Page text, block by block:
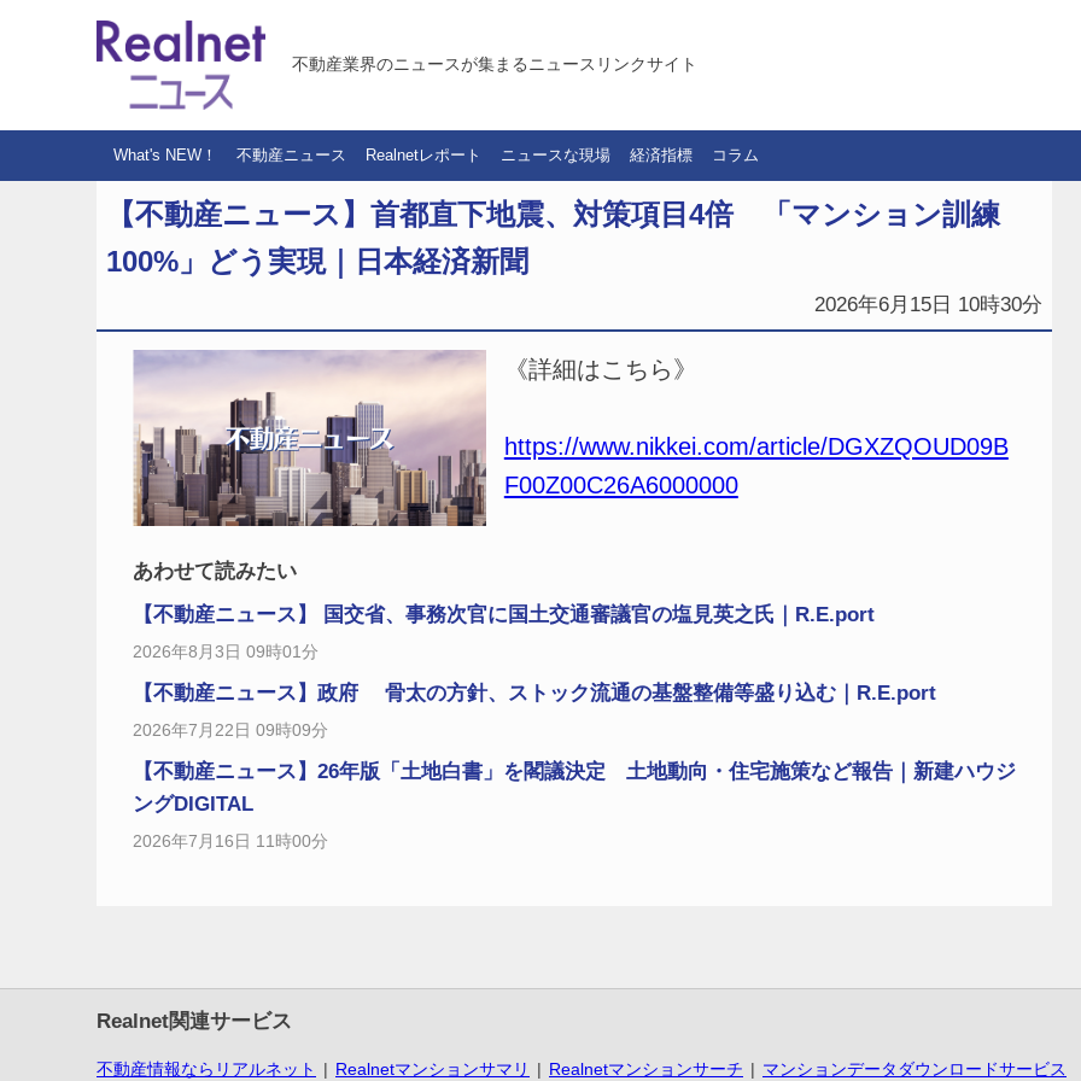
不動産業界のニュースが集まるニュースリンクサイト
What's NEW！ 不動産ニュース Realnetレポート ニュースな現場 経済指標 コラム
【不動産ニュース】首都直下地震、対策項目4倍 「マンション訓練
100%」どう実現｜日本経済新聞
2026年6月15日 10時30分
《詳細はこちら》
https://www.nikkei.com/article/DGXZQOUD09B
F00Z00C26A6000000
あわせて読みたい
【不動産ニュース】 国交省、事務次官に国土交通審議官の塩見英之氏｜R.E.port
2026年8月3日 09時01分
【不動産ニュース】政府 骨太の方針、ストック流通の基盤整備等盛り込む｜R.E.port
2026年7月22日 09時09分
【不動産ニュース】26年版「土地白書」を閣議決定 土地動向・住宅施策など報告｜新建ハウジ
ングDIGITAL
2026年7月16日 11時00分
Realnet関連サービス
不動産情報ならリアルネット Realnetマンションサマリ Realnetマンションサーチ マンションデータダウンロードサービス